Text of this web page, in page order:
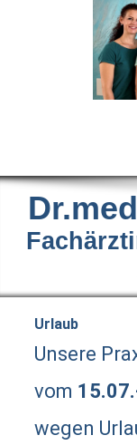
Urlaub
Unsere
vom
wegen